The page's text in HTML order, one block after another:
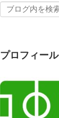
プロフィール